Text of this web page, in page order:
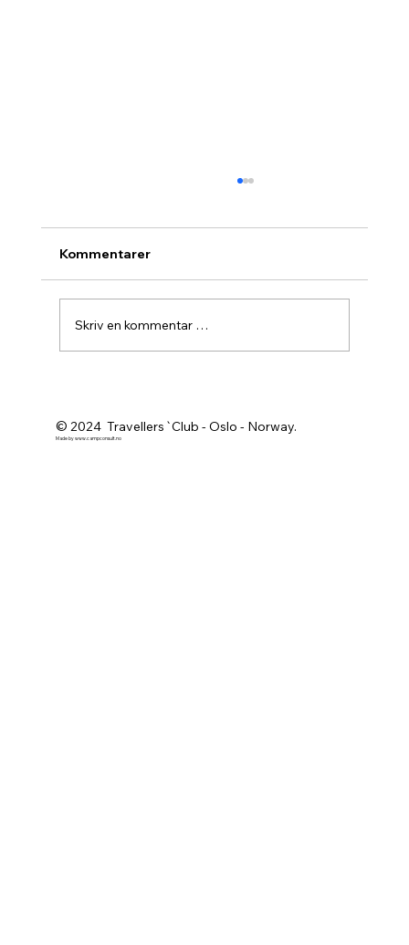
Kommentarer
Skriv en kommentar …
© 2024 Travellers`Club - Oslo - Norway.
Made bywww.campconsult.no